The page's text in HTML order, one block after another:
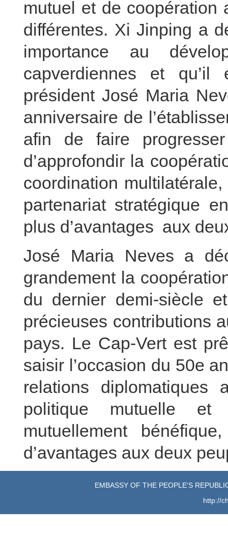
mutuel et de coopération
différentes. Xi Jinping a
importance au
capverdiennes et
président José Maria
anniversaire de
afin de faire
d’approfondir la
coordination
partenariat stratégique
plus d’avantages aux
José Maria Neves a
grandement la
du dernier demi-siècle
précieuses contributions
pays. Le Cap-Vert est
saisir l’occasion du 50e
relations diplomatiques
politique mutuelle et
mutuellement
d’avantages aux deux
EMBASSY OF THE PEOPLE'S
http://